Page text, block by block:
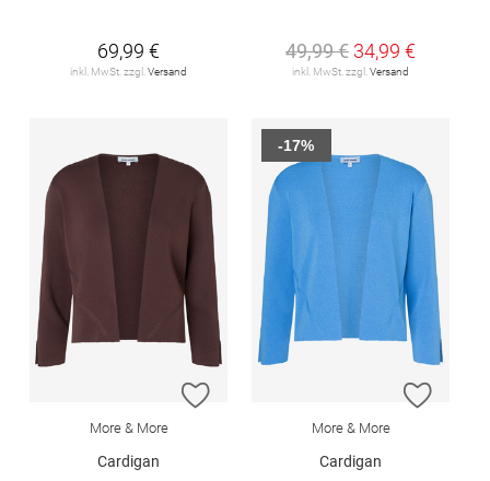
69,99 €
inkl. MwSt. zzgl.Versand
49,99 € 34,99 €
inkl. MwSt. zzgl.Versand
ZUR WUNSCHLISTE HINZUFÜGEN
More & More
Cardigan
ZUR
More & More
Cardigan
-17%